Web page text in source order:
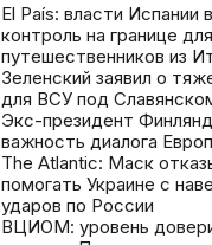
El País: власти Испании
контроль на границе для
путешественников из
Зеленский заявил о
для ВСУ под
Экс-президент
важность диалога
The Atlantic: Маск
помогать Украине с
ударов по России
ВЦИОМ: уровень